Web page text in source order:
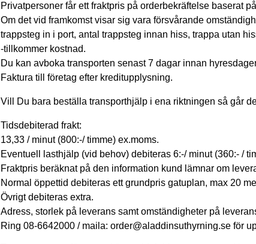
Privatpersoner får ett fraktpris på orderbekräftelse baserat
Om det vid framkomst visar sig vara försvårande
trappsteg in i port, antal trappsteg innan hiss, trappa utan
-tillkommer kostnad.
Du kan avboka transporten senast 7 dagar innan
Faktura till företag efter kreditupplysning.
Vill Du bara beställa transporthjälp i ena riktningen så går
Tidsdebiterad frakt:
13,33 / minut (800:-/ timme) ex.moms.
Eventuell lasthjälp (vid behov) debiteras 6:-/ minut (360:- /
Fraktpris beräknat på den information kund lämnar om
Normal öppettid debiteras ett grundpris gatuplan, max 20
Övrigt debiteras extra.
Adress, storlek på leverans samt omständigheter på
Ring 08-6642000 / maila: order@aladdinsuthyrning.se för